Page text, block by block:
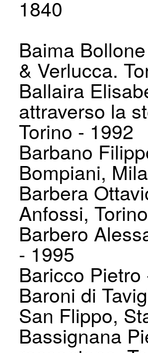
1840
Baima
& Verlucca.
Ballaira
attraverso la
Torino - 1992
Barbano
Bompiani,
Barbera
Anfossi,
Barbero
- 1995
Baricco
Baroni di
San Flippo,
Bassignana